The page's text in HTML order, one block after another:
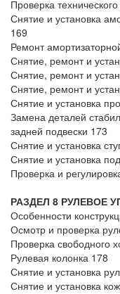
Проверка
Снятие и установка
169
Ремонт
Снятие, ремонт и
Снятие, ремонт и
Снятие, ремонт и
Снятие и установка
Замена деталей
задней подвески 173
Снятие и установка
Снятие и установка
Проверка и
РАЗДЕЛ 8 РУЛЕВОЕ
Особенности
Осмотр и проверка
Проверка свободного
Рулевая колонка 178
Снятие и установка
Снятие и установка